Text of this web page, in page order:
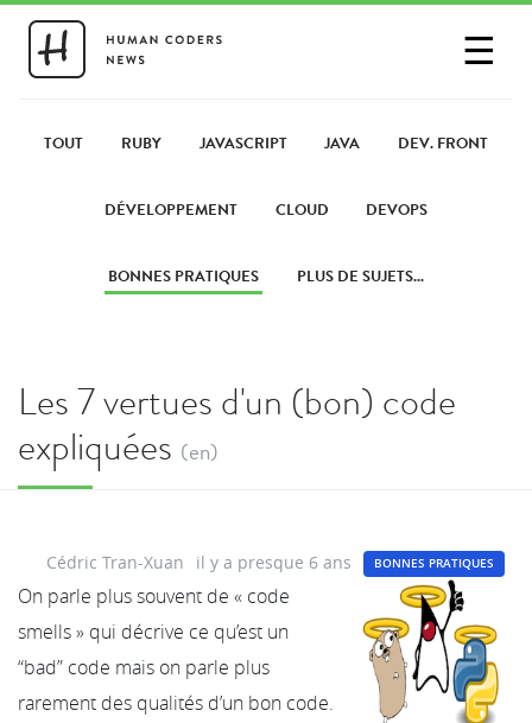
☰
PARTAGER UN LIEN
TOUT RUBY JAVASCRIPT JAVA DEV. FRONT
DÉVELOPPEMENT CLOUD DEVOPS
BONNES PRATIQUES PLUS DE SUJETS...
Les 7 vertues d'un (bon) code
expliquées (en)
Cédric Tran-Xuan il y a presque 6 ans BONNES PRATIQUES
On parle plus souvent de « code
smells » qui décrive ce qu’est un
“bad” code mais on parle plus
rarement des qualités d’un bon code.